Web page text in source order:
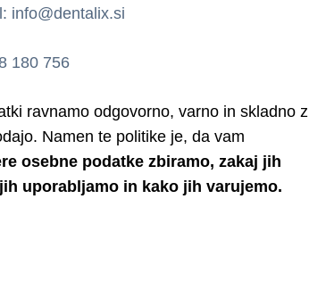
info@dentalix.si
180 756
ravnamo odgovorno, varno in skladno z
Namen te politike je, da vam
osebne podatke zbiramo, zakaj jih
uporabljamo in kako jih varujemo.